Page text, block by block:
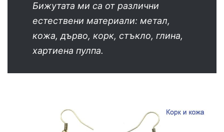
Бижутата ми са от различни
естествени материали: метал,
кожа, дърво, корк, стъкло, глина,
хартиена пулпа.